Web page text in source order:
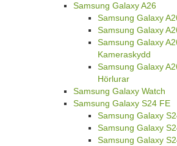
Samsung Galaxy A26
Samsung Galaxy
Samsung Galaxy
Samsung Galaxy
Kameraskydd
Samsung Galaxy
Hörlurar
Samsung Galaxy Watch
Samsung Galaxy S24 FE
Samsung Galaxy
Samsung Galaxy
Samsung Galaxy